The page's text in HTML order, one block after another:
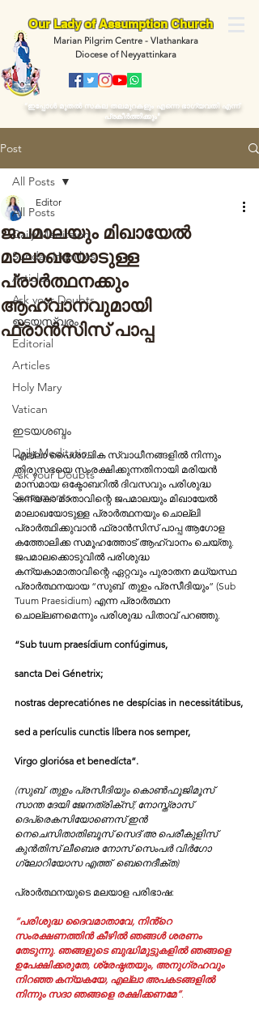
Our Lady of Assumption Church
Marian Pilgrim Centre - Vlathankara
Diocese of Neyyattinkara
“ഇപ്പോള്‍ മുതല്‍ സകല തലമുറകളും എന്നെ ഭാഗ്യവതി എന്ന്
പ്രകീര്‍ത്തിക്കും"
Post
All Posts
Daily Meditaion
Sunday Homilies
Articles
Ask your Doubts
ഇടയസ്വരം
Editorial
Articles
Holy Mary
Vatican
ഇടയശബ്ദം
Daily Meditation
Ask your Doubts
Sacraments
All Posts
ജപമാലയും മിഖായേൽ
മാലാഖയോടുള്ള
പ്രാർത്ഥനക്കും
ആഹ്വാനവുമായി
ഫ്രാൻസിസ് പാപ്പ
Editor
എല്ലാ പൈശാചിക സ്വാധീനങ്ങളിൽ നിന്നും
തിരുസഭയെ സംരക്ഷിക്കുന്നതിനായി മരിയന്‍
മാസമായ ഒക്ടോബറില്‍ ദിവസവും പരിശുദ്ധ
കന്യകാ മാതാവിന്റെ ജപമാലയും മിഖായേല്‍
മാലാഖയോടുള്ള പ്രാര്‍ത്ഥനയും ചൊല്ലി
പ്രാർത്ഥിക്കുവാൻ ഫ്രാന്‍സിസ് പാപ്പ ആഗോള
കത്തോലിക്ക സമൂഹത്തോട് ആഹ്വാനം ചെയ്തു.
ജപമാലക്കൊടുവില്‍ പരിശുദ്ധ
കന്യകാമാതാവിന്റെ ഏറ്റവും പുരാതന മധ്യസ്ഥ
പ്രാര്‍ത്ഥനയായ “സുബ്  തുഉം പ്രസീദിയും” (Sub
Tuum Praesidium) എന്ന പ്രാർത്ഥന
ചൊല്ലണമെന്നും പരിശുദ്ധ പിതാവ് പറഞ്ഞു.
“Sub tuum praesídium confúgimus,
sancta Dei Génetrix;
nostras deprecatiónes ne despícias in necessitátibus,
sed a perículis cunctis líbera nos semper,
Virgo gloriósa et benedícta”.
(സുബ്  തുഉം പ്രസീദിയും കൊൺഫൂജിമൂസ്‌
സാന്ത ദേയി ജേനത്രിക്‌സ്; നോസ്ത്രാസ്
ദെപ്രെകസിയോണെസ് ഇൻ
നെചെസിതാതിബൂസ് സെദ് അ പെരീകുളിസ്
കുൻതിസ് ലീബെര നോസ് സെംപർ വിർഗോ
ഗ്ലോറിയോസ എത്ത്  ബെനെദീക്ത)
പ്രാര്‍ത്ഥനയുടെ മലയാള പരിഭാഷ:
“പരിശുദ്ധ ദൈവമാതാവേ, നിൻ്റെ ​
സംരക്ഷണത്തിൻ കീഴില്‍ ഞങ്ങള്‍ ശരണം
തേടുന്നു. ഞങ്ങളുടെ ബുദ്ധിമുട്ടുകളില്‍ ഞങ്ങളെ
ഉപേക്ഷിക്കരുതേ, ശ്രേഷ്ഠതയും, അനുഗ്രഹവും
നിറഞ്ഞ കന്യകയേ, എല്ലാ അപകടങ്ങളില്‍
നിന്നും സദാ ഞങ്ങളെ രക്ഷിക്കണമേ”.